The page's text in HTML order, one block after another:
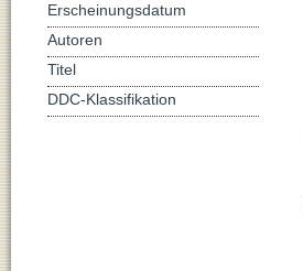
Erscheinungsdatum
Autoren
Titel
DDC-Klassifikation